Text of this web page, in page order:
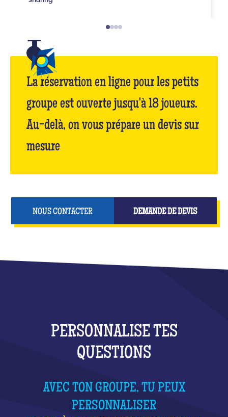
La réservation en ligne pour les petits
groupe est ouverte jusqu'à 18 joueurs.
Au-delà, on vous prépare un devis sur
mesure
NOUS CONTACTER DEMANDE DE DEVIS
PERSONNALISE TES
QUESTIONS
AVEC TON GROUPE, TU PEUX
PERSONNALISER